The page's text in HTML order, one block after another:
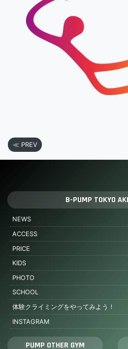
≪ PREV
B-PUMP TOKYO
NEWS
ACCESS
PRICE
KIDS
PHOTO
SCHOOL
体験クライミングをやってみよう！
INSTAGRAM
PUMP OTHER GYM